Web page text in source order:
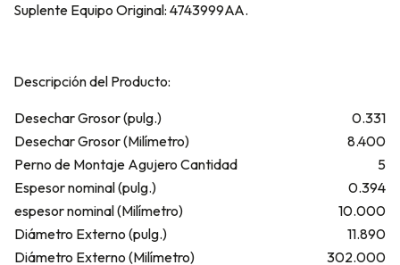
Suplente Equipo Original: 4743999AA.
Descripción del Producto:
Desechar Grosor (pulg.)
0.331
Desechar Grosor (Milímetro)
8.400
Perno de Montaje Agujero Cantidad
5
Espesor nominal (pulg.)
0.394
espesor nominal (Milímetro)
10.000
Diámetro Externo (pulg.)
11.890
Diámetro Externo (Milímetro)
302.000